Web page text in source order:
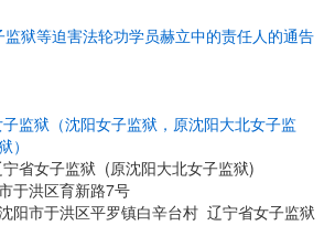
狱等迫害法轮功学员赫立中的责任人的通告
监狱（沈阳女子监狱，原沈阳大北女子监
）
省女子监狱 (原沈阳大北女子监狱)
于洪区育新路7号
阳市于洪区平罗镇白辛台村 辽宁省女子监狱